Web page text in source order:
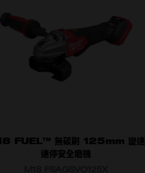
FUEL™ 無碳刷 125mm 變速
速停安全磨機